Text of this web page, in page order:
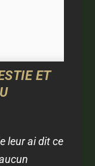
ET
leur ai dit ce